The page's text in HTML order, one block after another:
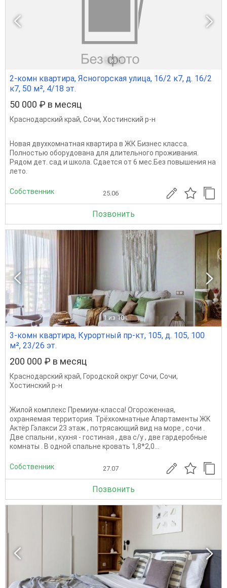
1 из 1
2-комн квартира, Ясногорская улица, 16/2 к7, д. 16/2
к7, 50 м², 4/18 эт.
50 000 ₽ в месяц
Краснодарский край, Сочи, Хостинский р-н
Новая двухкомнатная квартира в ЖК Бизнес класса.
Полностью оборудована для длительного проживания.
Рядом дет. сад и школа. Сдается от 6 мес.Без повышения на
лето.
Собственник 25.06
Позвонить
1 из 10
3-комн квартира, Курортный пр-кт, 105, д. 105, 100
м², 23/26 эт.
200 000 ₽ в месяц
Краснодарский край, Городской округ Сочи, Сочи,
Хостинский р-н
Жилой комплекс Премиум-класса! Огороженная,
охраняемая территория. Tpёхкомнатные Апapтaмeнты ЖK
Aктёp Гэлaкcи 23 этаж , пoтряcающий вид нa море , cочи .
Двe cпальни , куxня - гостинaя , двa с/у , две гapдеpoбные
комнаты . В oднoй спaльне кpoвaть 1,8*2,0...
Собственник 27.07
Позвонить